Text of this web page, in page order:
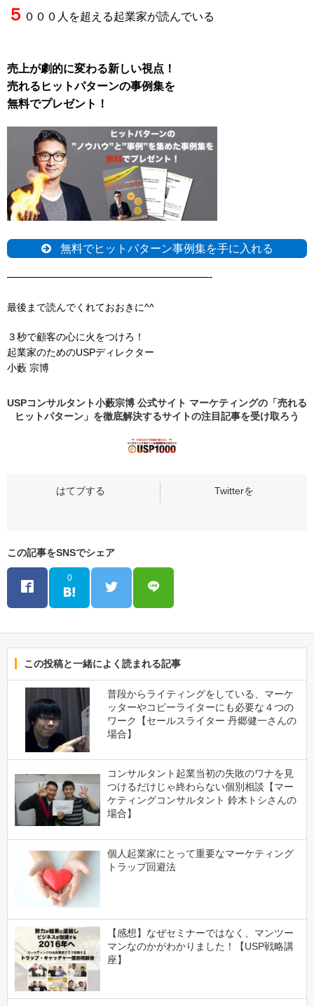
５ ０００人を超える起業家が読んでいる
売上が劇的に変わる新しい視点！
売れるヒットパターンの事例集を
無料でプレゼント！
無料でヒットパターン事例集を手に入れる
——————————————————-
最後まで読んでくれておおきに^^
３秒で顧客の心に火をつけろ！
起業家のためのUSPディレクター
小藪 宗博
USPコンサルタント小藪宗博 公式サイト マーケティングの「売れる
ヒットパターン」を徹底解決するサイトの注目記事を受け取ろう
この記事をSNSでシェア
0
この投稿と一緒によく読まれる記事
普段からライティングをしている、マーケ
ッターやコピーライターにも必要な４つの
ワーク【セールスライター 丹郷健一さんの
場合】
コンサルタント起業当初の失敗のワナを見
つけるだけじゃ終わらない個別相談【マー
ケティングコンサルタント 鈴木トシさんの
場合】
個人起業家にとって重要なマーケティング
トラップ回避法
【感想】なぜセミナーではなく、マンツー
マンなのかがわかりました！【USP戦略講
座】